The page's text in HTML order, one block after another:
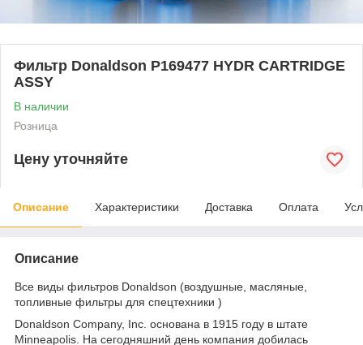
Фильтр Donaldson P169477 HYDR CARTRIDGE
ASSY
В наличии
Розница
Цену уточняйте
Описание Характеристики Доставка Оплата
Описание
Все виды фильтров Donaldson (воздушные, масляные,
топливные фильтры для спецтехники )
Donaldson Company, Inc. основана в 1915 году в штате
Minneapolis. На сегодняшний день компания добилась